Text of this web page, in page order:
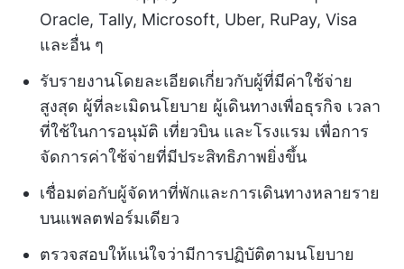
Oracle, Tally, Microsoft, Uber, RuPay, Visa
และอื่น ๆ
รับรายงานโดยละเอียดเกี่ยวกับผู้ที่มีค่าใช้จ่าย
สูงสุด ผู้ที่ละเมิดนโยบาย ผู้เดินทางเพื่อธุรกิจ เวลา
ที่ใช้ในการอนุมัติ เที่ยวบิน และโรงแรม เพื่อการ
จัดการค่าใช้จ่ายที่มีประสิทธิภาพยิ่งขึ้น
เชื่อมต่อกับผู้จัดหาที่พักและการเดินทางหลายราย
บนแพลตฟอร์มเดียว
ตรวจสอบให้แน่ใจว่ามีการปฏิบัติตามนโยบาย